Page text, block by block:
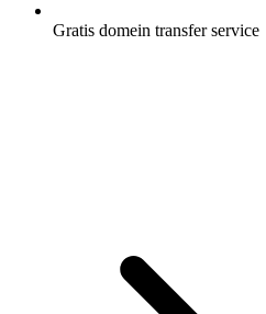
Gratis domein transfer service